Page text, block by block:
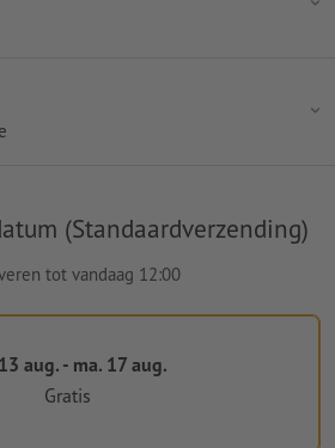
(Standaardverzending)
tot vandaag 12:00
aug. - ma. 17 aug.
Gratis